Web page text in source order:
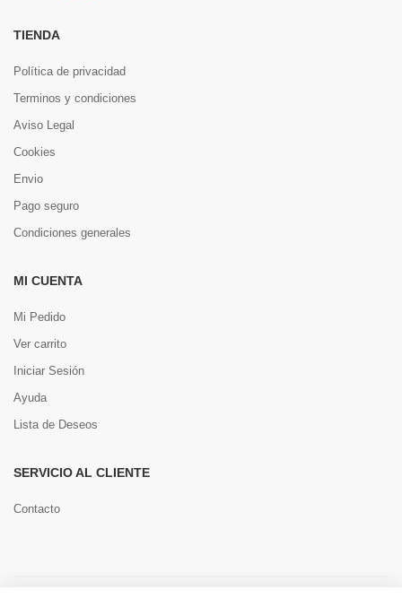
TIENDA
Política de privacidad
Terminos y condiciones
Aviso Legal
Cookies
Envio
Pago seguro
Condiciones generales
MI CUENTA
Mi Pedido
Ver carrito
Iniciar Sesión
Ayuda
Lista de Deseos
SERVICIO AL CLIENTE
Contacto